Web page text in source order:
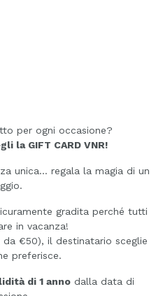
per ogni occasione?
la GIFT CARD VNR!
unica… regala la magia di un
gradita perché tutti
in vacanza!
€50), il destinatario sceglie
preferisce.
di 1 anno dalla data di